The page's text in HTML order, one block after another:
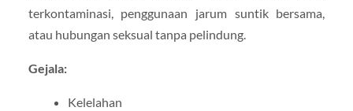
terkontaminasi, penggunaan jarum suntik bersama,
atau hubungan seksual tanpa pelindung.
Gejala:
Kelelahan